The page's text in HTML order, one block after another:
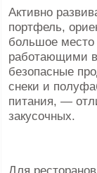
Активно
портфель,
большое место
работающими в
безопасные
снеки и
питания, —
закусочных.
Для